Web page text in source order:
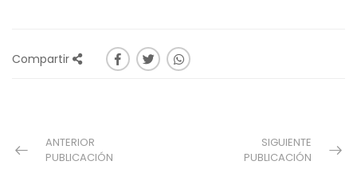
Compartir
ANTERIOR
PUBLICACIÓN
SIGUIENTE
PUBLICACIÓN